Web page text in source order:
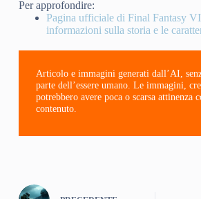
Per approfondire:
Pagina ufficiale di Final Fantasy
informazioni sulla storia e le
Articolo e immagini generati dall’AI,
parte dell’essere umano. Le immagini,
potrebbero avere poca o scarsa attinenza
contenuto.